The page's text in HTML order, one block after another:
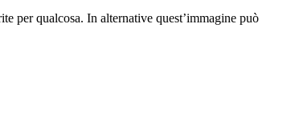
per qualcosa. In alternative quest’immagine può